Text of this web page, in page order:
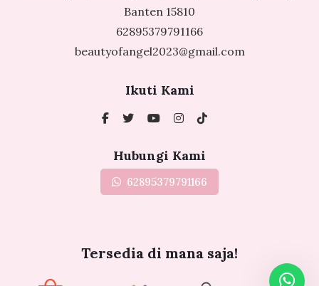
Banten 15810
62895379791166
beautyofangel2023@gmail.com
Ikuti Kami
Hubungi Kami
62895379791166
Tersedia di mana saja!